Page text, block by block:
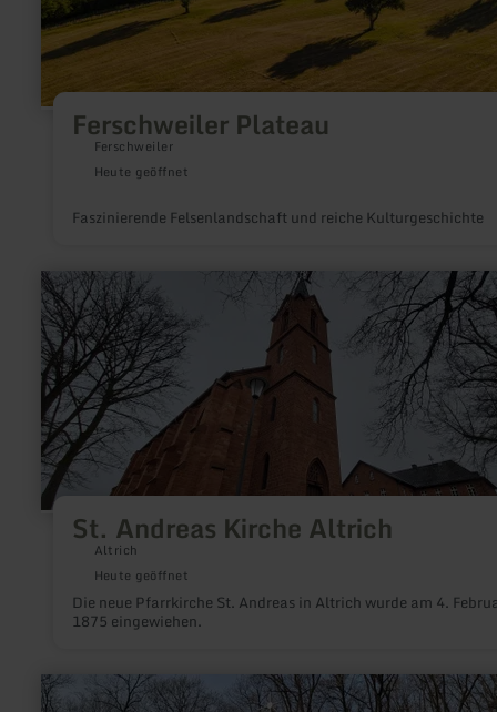
Ferschweiler Plateau
Ferschweiler
Heute geöffnet
Faszinierende Felsenlandschaft und reiche Kulturgeschichte
St. Andreas Kirche Altrich
Altrich
Heute geöffnet
Die neue Pfarrkirche St. Andreas in Altrich wurde am 4.
1875 eingewiehen.
mehr
erfahren
zu:
St.
Andreas
Kirche
Altrich
mehr
erfahren